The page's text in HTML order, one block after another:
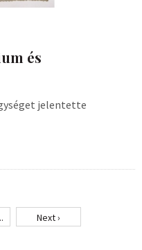
és
jelentette
Next ›